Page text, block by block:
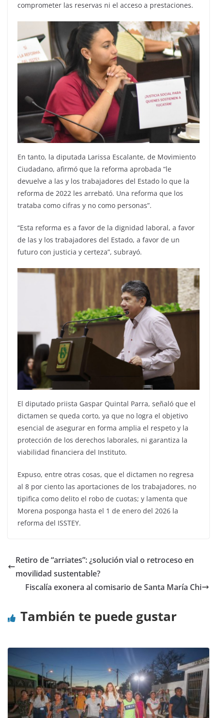
comprometer las reservas ni el acceso a prestaciones.
En tanto, la diputada Larissa Escalante, de Movimiento
Ciudadano, afirmó que la reforma aprobada “le
devuelve a las y los trabajadores del Estado lo que la
reforma de 2022 les arrebató. Una reforma que los
trataba como cifras y no como personas”.
“Esta reforma es a favor de la dignidad laboral, a favor
de las y los trabajadores del Estado, a favor de un
futuro con justicia y certeza”, subrayó.
El diputado priista Gaspar Quintal Parra, señaló que el
dictamen se queda corto, ya que no logra el objetivo
esencial de asegurar en forma amplia el respeto y la
protección de los derechos laborales, ni garantiza la
viabilidad financiera del Instituto.
Expuso, entre otras cosas, que el dictamen no regresa
al 8 por ciento las aportaciones de los trabajadores, no
tipifica como delito el robo de cuotas; y lamenta que
Morena posponga hasta el 1 de enero del 2026 la
reforma del ISSTEY.
Retiro de “arriates”: ¿solución vial o retroceso en
movilidad sustentable?
Fiscalía exonera al comisario de Santa María Chi
También te puede gustar